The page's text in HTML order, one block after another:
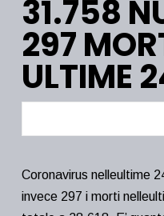
31.758
297
ULTIME
Coronavirus nelleultime
invece 297 i morti